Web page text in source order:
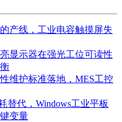
产线，工业电容触摸屏失
显示器在强光工位可读性
维护标准落地，MES工控
替代，Windows工业平板
变量